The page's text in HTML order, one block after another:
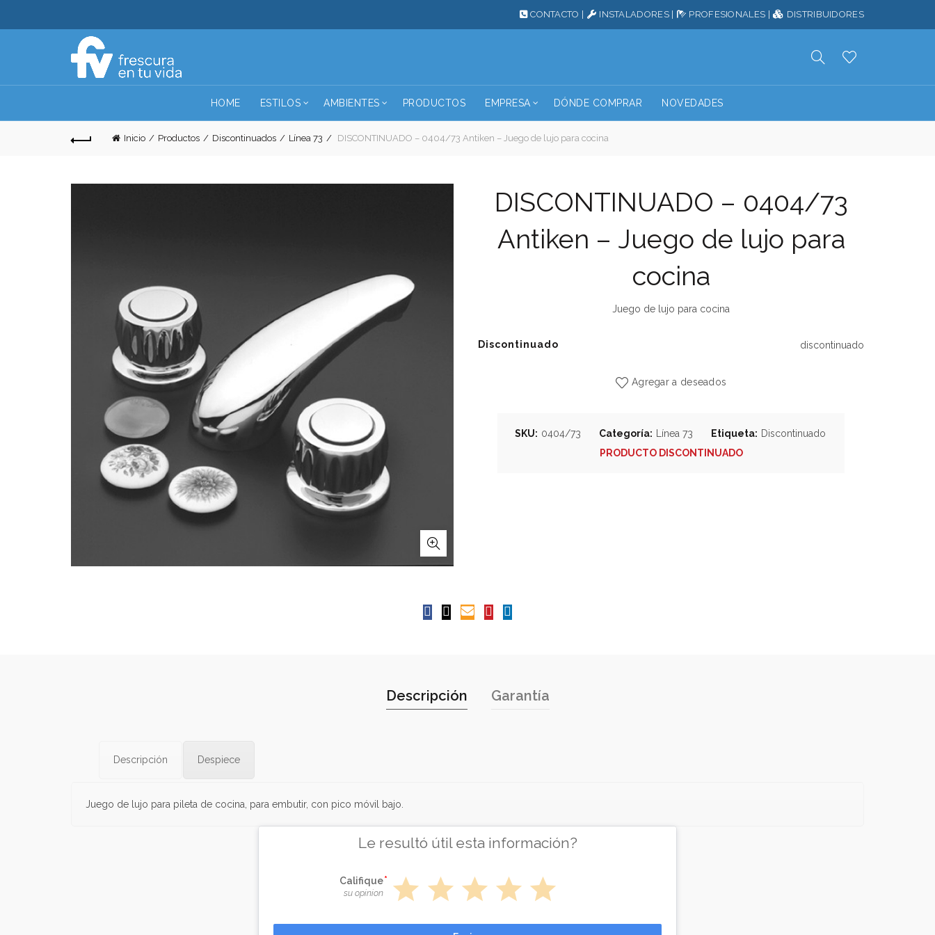
CONTACTO INSTALADORES| PROFESIONALES DISTRIBUIDORES
HOME ESTILOS AMBIENTES PRODUCTOS EMPRESA DÓNDE COMPRAR NOVEDADES
Inicio Productos Discontinuados Línea 73 DISCONTINUADO – 0404/73 Antiken – Juego de lujo para cocina
DISCONTINUADO – 0404/73
Antiken – Juego de lujo para
cocina
Juego de lujo para cocina
Discontinuado discontinuado
Agregar a deseados
SKU: 0404/73 Categoría: Línea 73 Etiqueta: Discontinuado
PRODUCTO DISCONTINUADO
Descripción Garantía
Descripción Despiece
Juego de lujo para pileta de cocina, para embutir, con pico móvil bajo.
Le resultó útil esta información?
Califique
su opinion star star star star star